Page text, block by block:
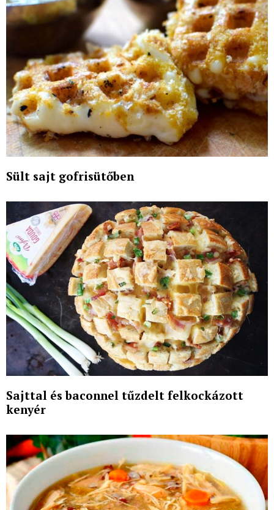
Sült sajt gofrisütőben
Sajttal és baconnel tűzdelt felkockázott
kenyér